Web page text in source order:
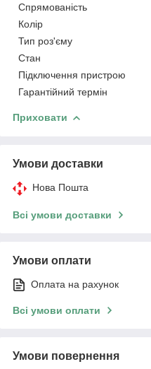
Спрямованість
Колір
Тип роз'єму
Стан
Підключення пристрою
Гарантійний термін
Приховати
Умови доставки
Нова Пошта
Всі умови доставки
Умови оплати
Оплата на рахунок
Всі умови оплати
Умови повернення